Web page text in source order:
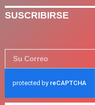
SUSCRIBIRSE